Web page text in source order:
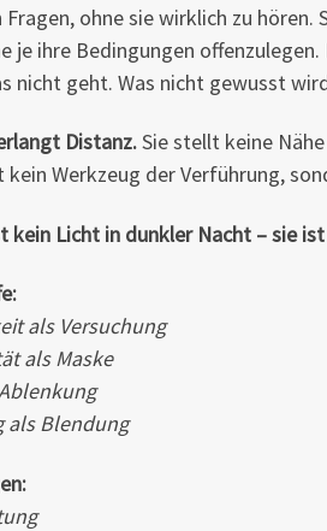
ohne sie wirklich zu hören.
je ihre Bedingungen
nicht geht. Was nicht gewusst
Distanz.Sie stellt keine
kein Werkzeug der Verführung,
kein Licht in dunkler Nacht – sie
als Versuchung
als Maske
als Blendung